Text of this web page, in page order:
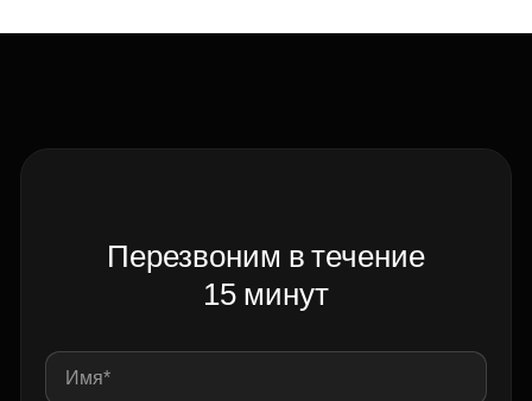
Перезвоним в течение
15 минут